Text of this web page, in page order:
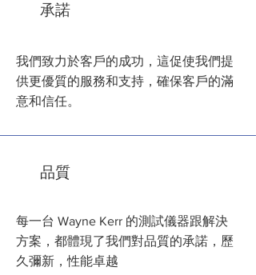
承諾
我們致力於客戶的成功，這促使我們提
供更優質的服務和支持，確保客戶的滿
意和信任。
品質
每一台 Wayne Kerr 的測試儀器跟解決
方案，都體現了我們對品質的承諾，歷
久彌新，性能卓越